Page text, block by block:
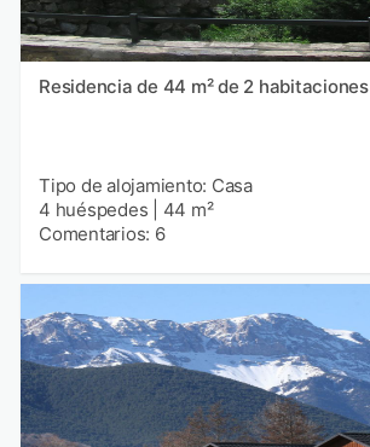
Residencia de 44 m² de 2 habitaciones
Tipo de alojamiento: Casa
4 huéspedes
44 m²
Comentarios: 6